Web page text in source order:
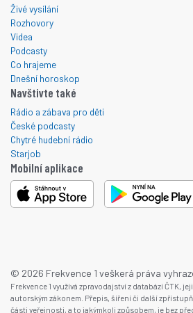
Živé vysílání
Rozhovory
Videa
Podcasty
Co hrajeme
Dnešní horoskop
Navštivte také
Rádio a zábava pro děti
České podcasty
Chytré hudební rádio
Starjob
Mobilní aplikace
© 2026 Frekvence 1 veškerá práva
Frekvence 1 využívá zpravodajství z databází ČTK,
autorským zákonem. Přepis, šíření či další
části veřejnosti, a to jakýmkoli způsobem, je bez